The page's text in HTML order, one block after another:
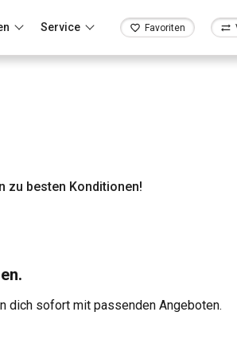
Service Favoriten
zu besten Konditionen!
dich sofort mit passenden Angeboten.